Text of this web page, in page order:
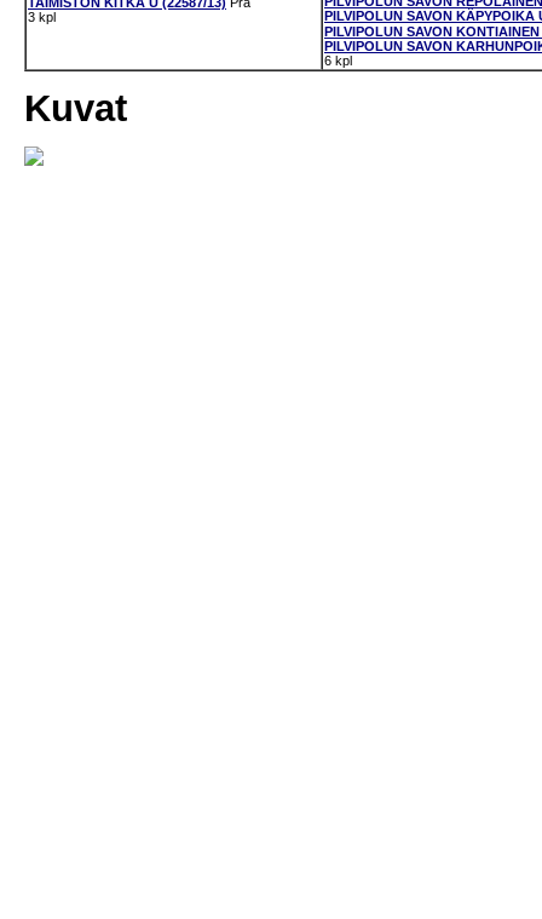
3 kpl
PILVIPOLUN SAVON KÄPYPOIKA
PILVIPOLUN SAVON KONTIAINEN
PILVIPOLUN SAVON
6 kpl
Kuvat